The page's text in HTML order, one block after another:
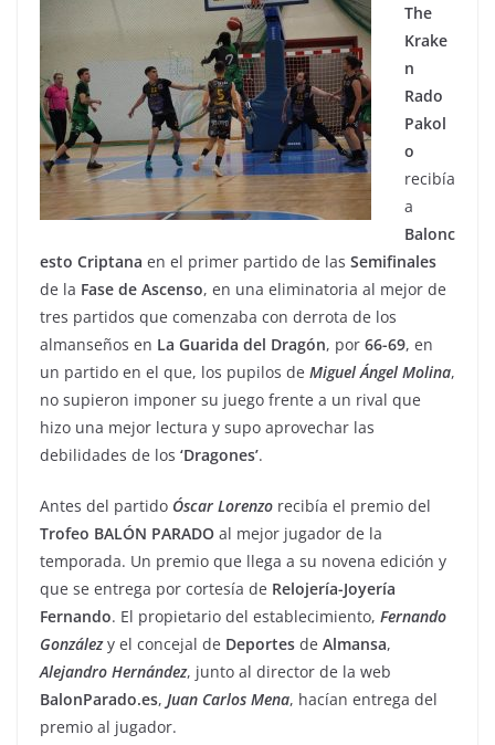
The
Krake
n
Rado
Pakol
o
recibía
a
Balonc
esto Criptana en el primer partido de las Semifinales
de la Fase de Ascenso, en una eliminatoria al mejor de
tres partidos que comenzaba con derrota de los
almanseños en La Guarida del Dragón, por 66-69, en
un partido en el que, los pupilos de Miguel Ángel Molina,
no supieron imponer su juego frente a un rival que
hizo una mejor lectura y supo aprovechar las
debilidades de los ‘Dragones’.
Antes del partido Óscar Lorenzo recibía el premio del
Trofeo BALÓN PARADO al mejor jugador de la
temporada. Un premio que llega a su novena edición y
que se entrega por cortesía de Relojería-Joyería
Fernando. El propietario del establecimiento, Fernando
Gonzálezy el concejal de Deportes de Almansa,
Alejandro Hernández, junto al director de la web
BalonParado.es, Juan Carlos Mena, hacían entrega del
premio al jugador.